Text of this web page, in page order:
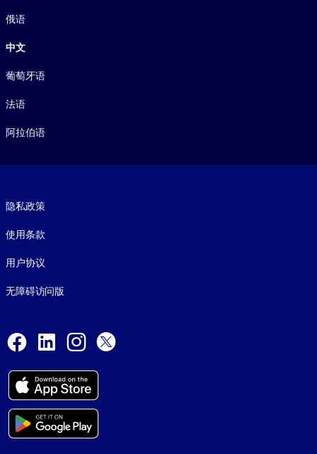
俄语
中文
葡萄牙语
法语
阿拉伯语
隐私政策
使用条款
用户协议
无障碍访问版
Facebook
LinkedInInstagram